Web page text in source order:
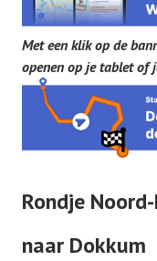
Met een klik op de
openen op je tablet of
Rondje
naar Dokkum